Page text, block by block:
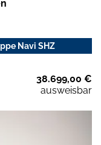
Navi SHZ
38.699,00 €
ausweisbar